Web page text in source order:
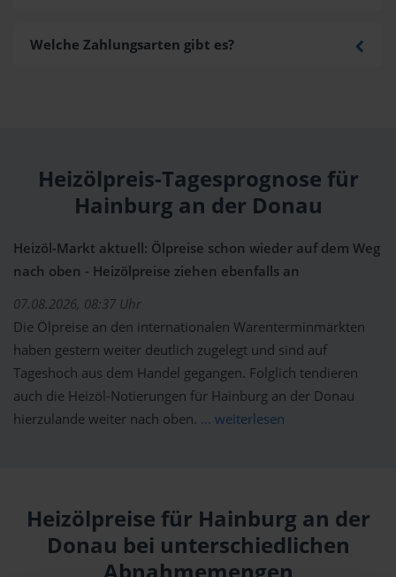
Welche Zahlungsarten gibt es?
Heizölpreis-Tagesprognose für
Hainburg an der Donau
Heizöl-Markt aktuell: Ölpreise schon wieder auf dem Weg
nach oben - Heizölpreise ziehen ebenfalls an
07.08.2026, 08:37 Uhr
Die Ölpreise an den internationalen Warenterminmärkten
haben gestern weiter deutlich zugelegt und sind auf
Tageshoch aus dem Handel gegangen. Folglich tendieren
auch die Heizöl-Notierungen für Hainburg an der Donau
hierzulande weiter nach oben. ... weiterlesen
Heizölpreise für Hainburg an der
Donau bei unterschiedlichen